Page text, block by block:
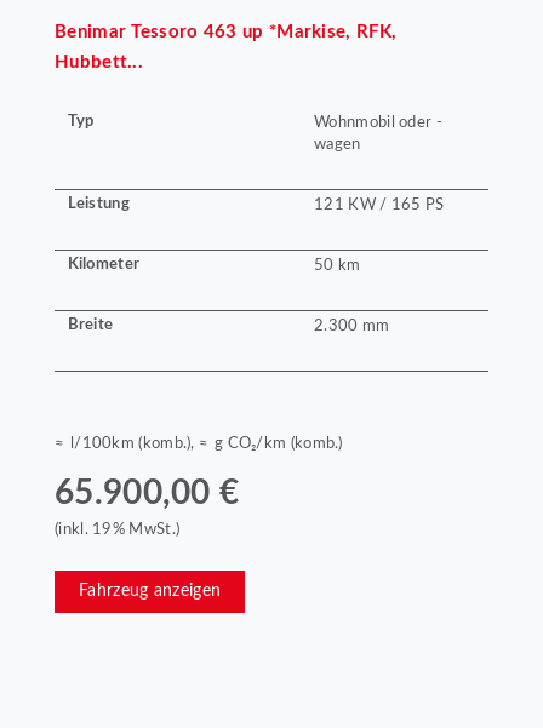
Benimar Tessoro 463 up *Markise, RFK,
Hubbett...
Typ
Wohnmobil oder -
wagen
Leistung 121 KW / 165 PS
Kilometer 50 km
Breite 2.300 mm
≈ l/100km (komb.), ≈ g CO₂/km (komb.)
65.900,00 €
(inkl. 19% MwSt.)
Fahrzeug anzeigen